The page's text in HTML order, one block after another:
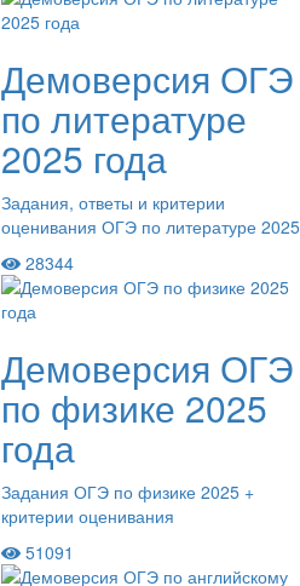
Демоверсия ОГЭ
по литературе
2025 года
Задания, ответы и критерии
оценивания ОГЭ по литературе 2025
28344
Демоверсия ОГЭ
по физике 2025
года
Задания ОГЭ по физике 2025 +
критерии оценивания
51091